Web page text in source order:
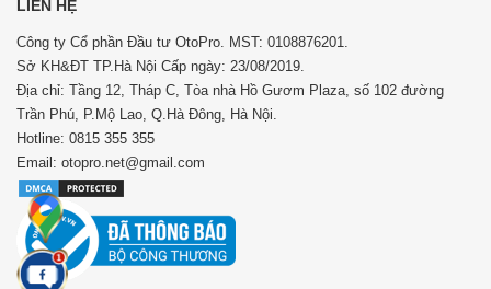
LIÊN HỆ
Công ty Cổ phần Đầu tư OtoPro. MST: 0108876201.
Sở KH&ĐT TP.Hà Nội Cấp ngày: 23/08/2019.
Địa chỉ: Tầng 12, Tháp C, Tòa nhà Hồ Gươm Plaza, số 102 đường
Trần Phú, P.Mộ Lao, Q.Hà Đông, Hà Nội.
Hotline: 0815 355 355
Email: otopro.net@gmail.com